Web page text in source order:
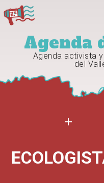
Agenda
Agenda activista
del